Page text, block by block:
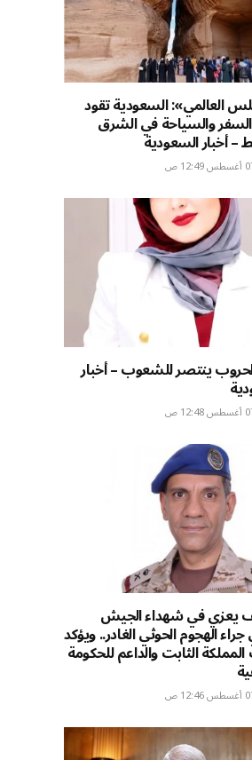
العالمي»: السعودية تقود
والسياحة في الشرق
– أخبار السعودية
ينتصر للشعوب – أخبار
يعزي في شهداء الجيش
جراء الهجوم الحوثي الغادر.. ويؤكد
الثابت والداعم للحكومة